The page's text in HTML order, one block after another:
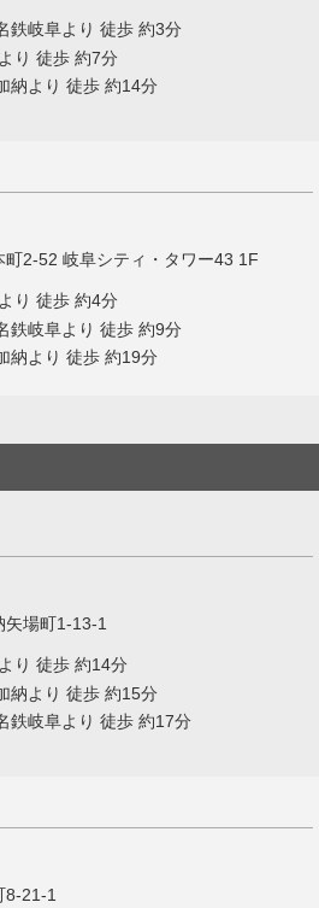
鉄岐阜より 徒歩 約3分
り 徒歩 約7分
納より 徒歩 約14分
町2-52 岐阜シティ・タワー43 1F
り 徒歩 約4分
鉄岐阜より 徒歩 約9分
納より 徒歩 約19分
場町1-13-1
り 徒歩 約14分
納より 徒歩 約15分
鉄岐阜より 徒歩 約17分
8-21-1